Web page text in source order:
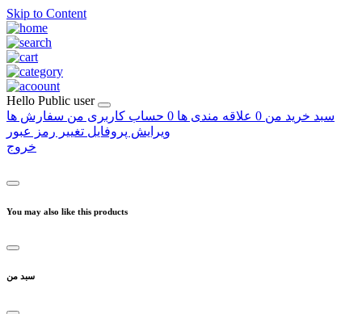
Skip to Content
Hello Public user
سبد خرید من 0 علاقه مندی ها 0 حساب کاربری من سفارش ها
ویرایش پروفایل تغییر رمز عبور
خروج
You may also like this products
سبد من